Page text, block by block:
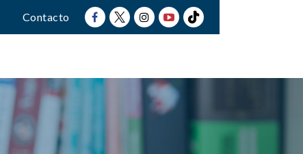
Contacto